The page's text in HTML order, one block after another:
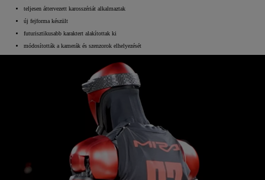
teljesen áttervezett karosszériát alkalmaztak
új fejforma készült
futurisztikusabb karaktert alakítottak ki
módosították a kamerák és szenzorok elhelyezését